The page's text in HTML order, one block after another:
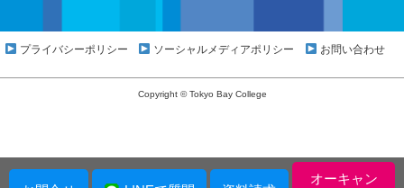
プライバシーポリシー ソーシャルメディアポリシー お問い合わせ
Copyright © Tokyo Bay College
オーキャン